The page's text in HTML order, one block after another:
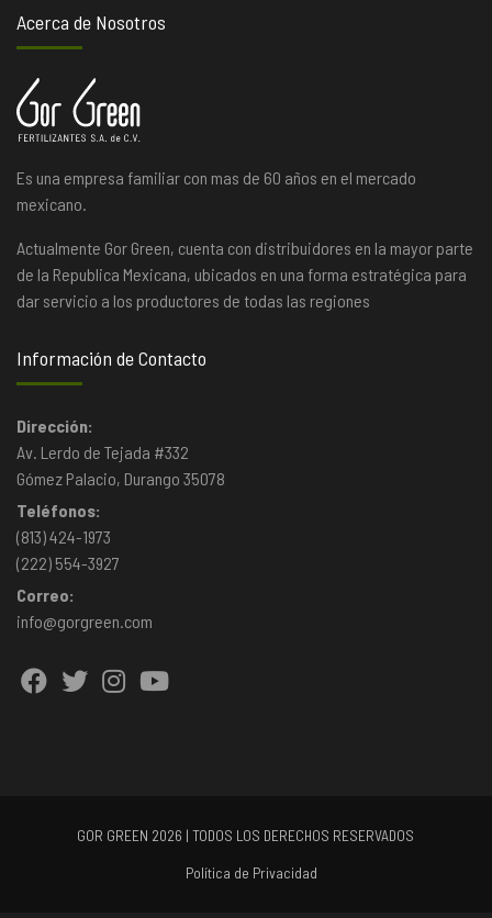
Acerca de Nosotros
Es una empresa familiar con mas de 60 años en el mercado
mexicano.
Actualmente Gor Green, cuenta con distribuidores en la mayor parte
de la Republica Mexicana, ubicados en una forma estratégica para
dar servicio a los productores de todas las regiones
Información de Contacto
Dirección:
Av. Lerdo de Tejada #332
Gómez Palacio, Durango 35078
Teléfonos:
(813) 424-1973
(222) 554-3927
Correo:
info@gorgreen.com
GOR GREEN 2026 | TODOS LOS DERECHOS RESERVADOS
Política de Privacidad